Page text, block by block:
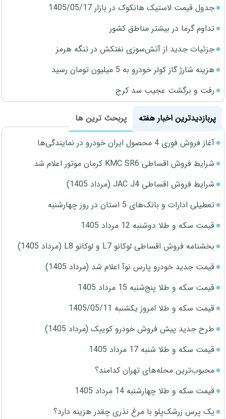
جدول قیمت لاستیک هانکوک در بازار 1405/05/17
تداوم گرما در بیشتر مناطق کشور
جزئیات جدید از آتش‌سوزی نفتکش در تنگه هرمز
هزینه شارژ گاز کولر خودرو به 5 میلیون تومان رسید
رفت و برگشت عجیب سد کرج
پربازدیدترین اخبار هفته
پربحث ترین ها
آغاز فروش فوری 4 محصول ایران خودرو در نمایندگی‌ها
شرایط فروش اقساطی KMC SR6 کرمان موتور اعلام شد
شرایط فروش اقساطی JAC J4 (مرداد 1405)
تعطیلی ادارات و بانک‌های 5 استان در روز چهارشنبه
قیمت سکه و طلا دوشنبه 12 مرداد 1405
بخشنامه فروش اقساطی لوکانو L7 و لوکانو L8 (مرداد 1405)
قیمت جدید خودرو پارس نوآ اعلام شد (مرداد 1405)
قیمت سکه و طلا پنج‌شنبه 15 مرداد 1405
قیمت سکه و طلا امروز یکشنبه 1405/05/11
طرح جدید پیش فروش خودرو کوییک (مرداد 1405)
قیمت سکه و طلا شنبه 17 مرداد 1405
محبوب‌ترین محله‌های تهران کدامند؟
قیمت سکه و طلا چهارشنبه 14 مرداد 1405
یک پرس زرشک‌پلو با مرغ نذری چقدر هزینه دارد؟